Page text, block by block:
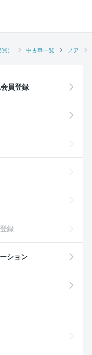
） 中古車一覧 ノア
員登録
録
ション